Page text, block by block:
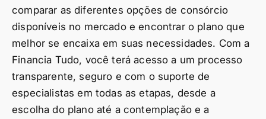
comparar as diferentes opções de consórcio
disponíveis no mercado e encontrar o plano que
melhor se encaixa em suas necessidades. Com a
Financia Tudo, você terá acesso a um processo
transparente, seguro e com o suporte de
especialistas em todas as etapas, desde a
escolha do plano até a contemplação e a